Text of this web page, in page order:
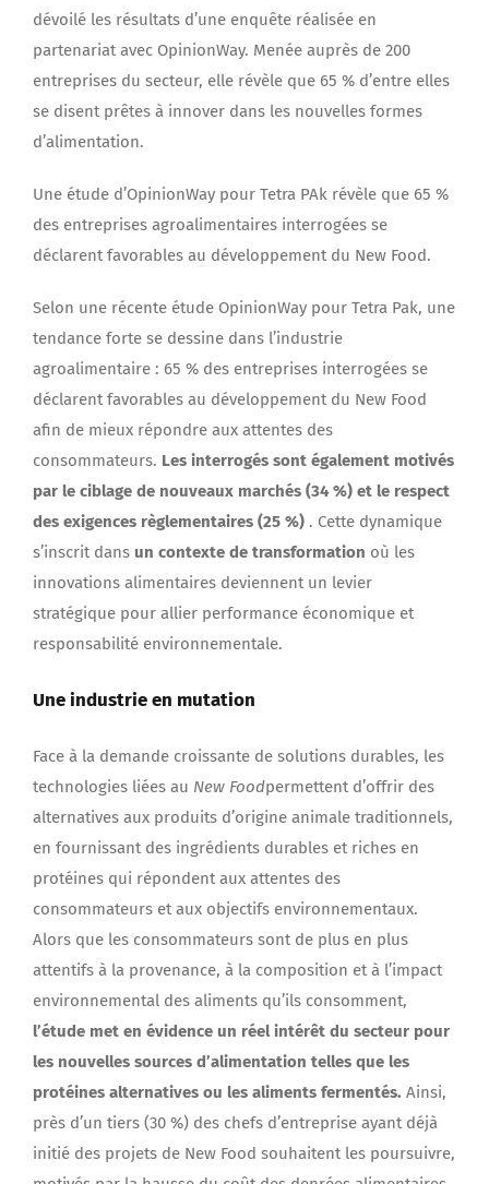
dévoilé les résultats d’une enquête réalisée en
partenariat avec OpinionWay. Menée auprès de 200
entreprises du secteur, elle révèle que 65 % d’entre elles
se disent prêtes à innover dans les nouvelles formes
d’alimentation.
Une étude d’OpinionWay pour Tetra PAk révèle que 65 %
des entreprises agroalimentaires interrogées se
déclarent favorables au développement du New Food.
Selon une récente étude OpinionWay pour Tetra Pak, une
tendance forte se dessine dans l’industrie
agroalimentaire : 65 % des entreprises interrogées se
déclarent favorables au développement du New Food
afin de mieux répondre aux attentes des
consommateurs. Les interrogés sont également motivés
par le ciblage de nouveaux marchés (34 %) et le respect
des exigences règlementaires (25 %) . Cette dynamique
s’inscrit dans un contexte de transformation où les
innovations alimentaires deviennent un levier
stratégique pour allier performance économique et
responsabilité environnementale.
Une industrie en mutation
Face à la demande croissante de solutions durables, les
technologies liées au New Foodpermettent d’offrir des
alternatives aux produits d’origine animale traditionnels,
en fournissant des ingrédients durables et riches en
protéines qui répondent aux attentes des
consommateurs et aux objectifs environnementaux.
Alors que les consommateurs sont de plus en plus
attentifs à la provenance, à la composition et à l’impact
environnemental des aliments qu’ils consomment,
l’étude met en évidence un réel intérêt du secteur pour
les nouvelles sources d’alimentation telles que les
protéines alternatives ou les aliments fermentés. Ainsi,
près d’un tiers (30 %) des chefs d’entreprise ayant déjà
initié des projets de New Food souhaitent les poursuivre,